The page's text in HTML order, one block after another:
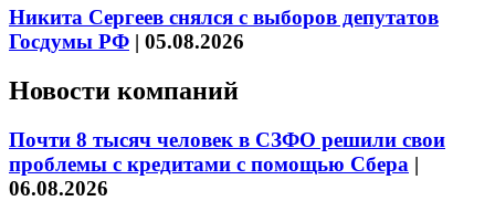
Никита Сергеев снялся с выборов депутатов
Госдумы РФ | 05.08.2026
Новости компаний
Почти 8 тысяч человек в СЗФО решили свои
проблемы с кредитами с помощью Сбера |
06.08.2026